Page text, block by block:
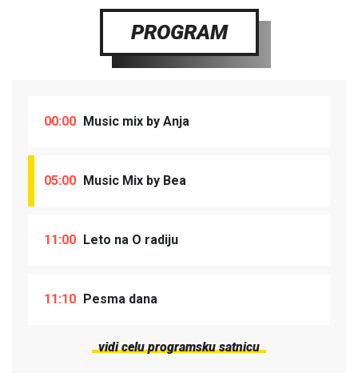
PROGRAM
00:00 Music mix by Anja
05:00 Music Mix by Bea
11:00 Leto na O radiju
11:10 Pesma dana
vidi celu programsku satnicu